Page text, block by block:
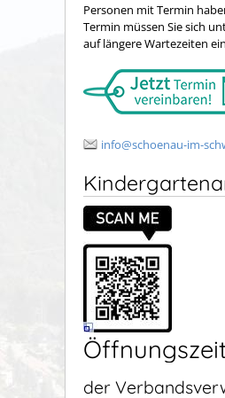
Personen mit Termin
Termin müssen Sie sich
auf längere Wartezeiten
info@schoenau-im-
der